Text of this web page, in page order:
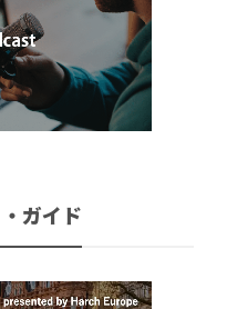
ガイド